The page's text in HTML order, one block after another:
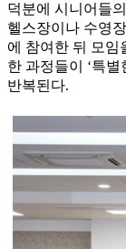
덕분에 시니어들
헬스장이나 수영
에 참여한 뒤 모임
한 과정들이 ‘특별
반복된다.